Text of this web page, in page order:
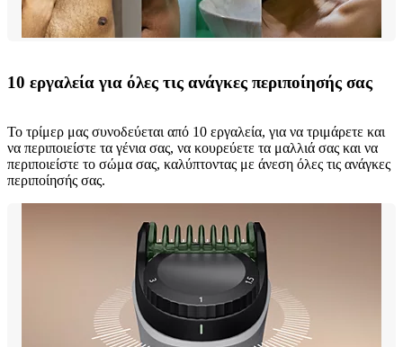
10 εργαλεία για όλες τις ανάγκες περιποίησής σας
Το τρίμερ μας συνοδεύεται από 10 εργαλεία, για να τριμάρετε και
να περιποιείστε τα γένια σας, να κουρεύετε τα μαλλιά σας και να
περιποιείστε το σώμα σας, καλύπτοντας με άνεση όλες τις ανάγκες
περιποίησής σας.